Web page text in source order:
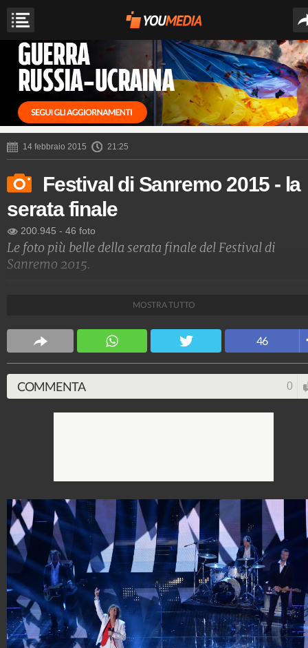
14 febbraio 2015 21:25
Festival di Sanremo 2015 - la
serata finale
200.945 - 46 foto
Le foto più belle della serata finale del Festival di
Sanremo 2015.
9.455 video-76.076 foto
MOSTRA TUTTO
46
COMMENTA 0